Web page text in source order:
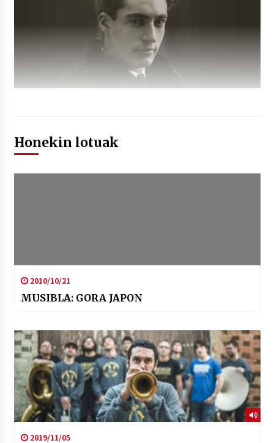
Honekin lotuak
2010/10/21
MUSIBLA: GORA JAPON
2019/11/05